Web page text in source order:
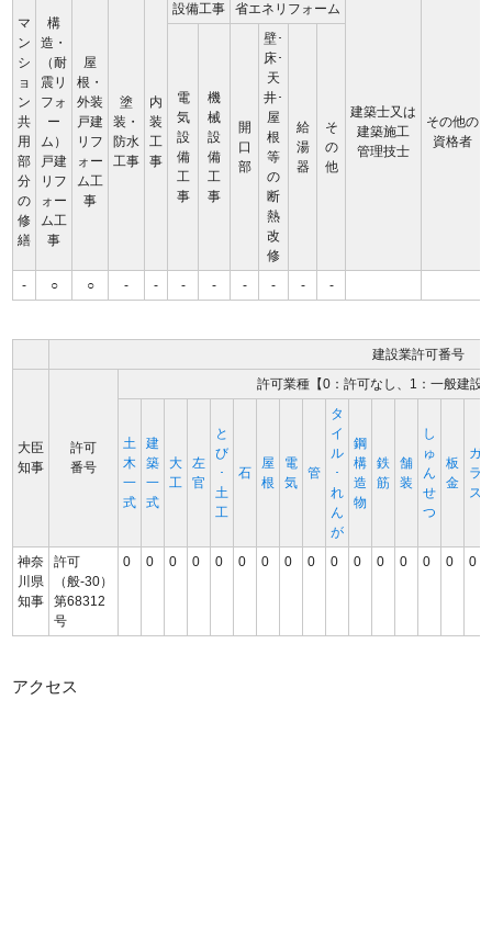
マ
ン
シ
ョ
ン
共
用
部
分
の
修
繕
構
造・
（耐
震リ
フォ
ー
ム）
戸建
リフ
ォー
ム工
事
屋
根・
外装
戸建
リフ
ォー
ム工
事
塗
装・
防水
工事
内
装
工
事
設備工事 省エネリフォーム
建築士又は
建築施工
管理技士
その他の
資格者
電
気
設
備
工
事
機
械
設
備
工
事
開
口
部
壁･
床･
天
井･
屋
根
等
の
断
熱
改
修
給
湯
器
そ
の
他
- ○ ○ - - - - - - - -
建設業許可番号
大臣
知事
許可
番号
許可業種【0：許可なし、1：一般建設
土
木
一
式
建
築
一
式
大
工
左
官
と
び
･
土
工
石
屋
根
電
気
管
タ
イ
ル
･
れ
ん
が
鋼
構
造
物
鉄
筋
舗
装
し
ゅ
ん
せ
つ
板
金
ガ
ラ
ス
神奈
川県
知事
許可
（般-30）
第68312
号
0 0 0 0 0 0 0 0 0 0 0 0 0 0 0 0
アクセス